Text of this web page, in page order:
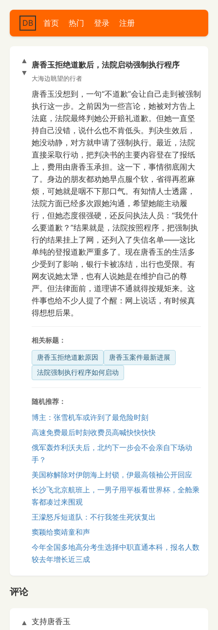
DB 首页 热门 登录 注册
▲
▼
唐香玉拒绝道歉后，法院启动强制执行程序
大海边眺望的行者
唐香玉没想到，一句“不道歉”会让自己走到被强制
执行这一步。之前因为一些言论，她被对方告上
法庭，法院最终判她公开赔礼道歉。但她一直坚
持自己没错，说什么也不肯低头。判决生效后，
她没动静，对方就申请了强制执行。最近，法院
直接采取行动，把判决书的主要内容登在了报纸
上，费用由唐香玉承担。这一下，事情彻底闹大
了。身边的朋友都劝她早点服个软，省得再惹麻
烦，可她就是咽不下那口气。有知情人士透露，
法院方面已经多次跟她沟通，希望她能主动履
行，但她态度很强硬，还反问执法人员：“我凭什
么要道歉？”结果就是，法院按照程序，把强制执
行的结果挂上了网，还列入了失信名单——这比
单纯的登报道歉严重多了。现在唐香玉的生活多
少受到了影响，银行卡被冻结，出行也受限。有
网友说她太犟，也有人说她是在维护自己的尊
严。但法律面前，道理讲不通就得按规矩来。这
件事也给不少人提了个醒：网上说话，有时候真
得想想后果。
相关标题：
唐香玉拒绝道歉原因
唐香玉案件最新进展
法院强制执行程序如何启动
随机推荐：
博主：张雪机车或许到了最危险时刻
高速免费最后时刻收费员高喊快快快快
俄军轰炸利沃夫后，北约下一步会不会亲自下场动
手？
美国称解除对伊朗海上封锁，伊最高领袖公开回应
长沙飞北京航班上，一男子用平板看世界杯，全舱乘
客都凑过来围观
王濛怒斥短道队：不行我签生死状复出
窦颖给窦靖童和声
今年全国多地高分考生选择中职直通本科，报名人数
较去年增长近三成
评论
▲
支持唐香玉